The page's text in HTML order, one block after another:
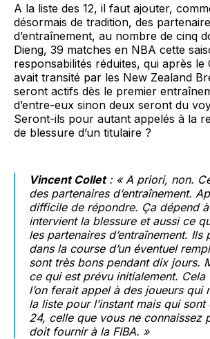
A la liste des 12, il faut ajouter,
désormais de tradition, des
d’entraînement, au nombre de cinq
Dieng, 39 matches en NBA cette
responsabilités réduites, qui après le
avait transité par les New Zealand
seront actifs dès le premier
d’entre-eux sinon deux seront du
Seront-ils pour autant appelés à la
de blessure d’un titulaire ?
Vincent Collet: « A priori, non.
des partenaires d’entraînement.
difficile de répondre. Ça dépend
intervient la blessure et aussi ce
les partenaires d’entraînement. Ils
dans la course d’un éventuel
sont très bons pendant dix jours.
ce qui est prévu initialement. Cela
l’on ferait appel à des joueurs qui
la liste pour l’instant mais qui
24, celle que vous ne connaissez
doit fournir à la FIBA. »